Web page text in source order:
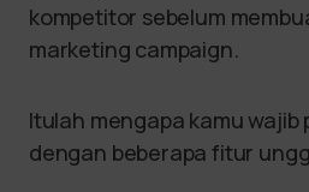
kompetitor sebelum
marketing campaign.
Itulah mengapa kamu wajib
dengan beberapa fitur